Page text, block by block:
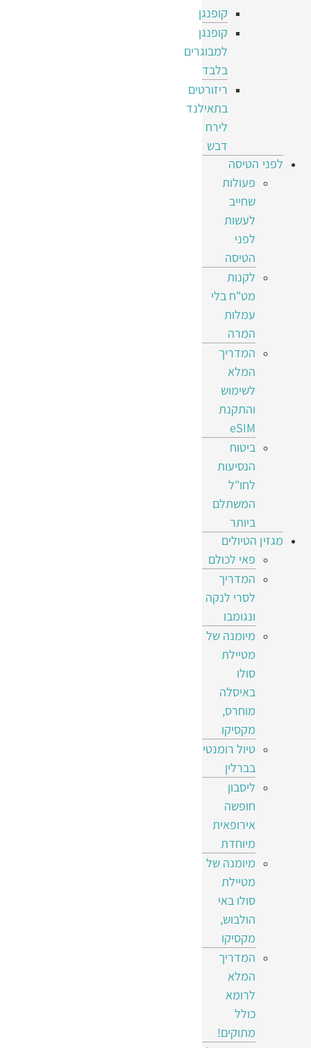
קופנגן
קופנגן
למבוגרים
בלבד
ריזורטים
בתאילנד
לירח
דבש
לפני הטיסה
פעולות
שחייב
לעשות
לפני
הטיסה
לקנות
מט"ח בלי
עמלות
המרה
המדריך
המלא
לשימוש
והתקנת
eSIM
ביטוח
הנסיעות
לחו"ל
המשתלם
ביותר
מגזין הטיולים
פאי לכולם
המדריך
לסרי לנקה
ונגומבו
מיומנה של
מטיילת
סולו
באיסלה
מוחרס,
מקסיקו
טיול רומנטי
בברלין
ליסבון
חופשה
אירופאית
מיוחדת
מיומנה של
מטיילת
סולו באי
הולבוש,
מקסיקו
המדריך
המלא
לרומא
כולל
מתוקים!